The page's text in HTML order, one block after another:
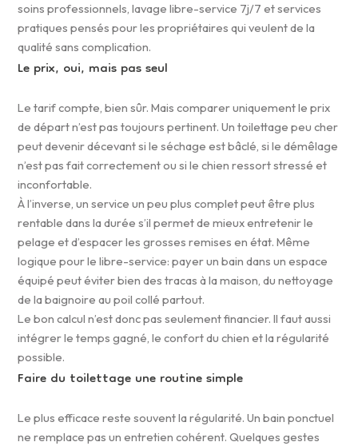
soins professionnels, lavage libre-service 7j/7 et services
pratiques pensés pour les propriétaires qui veulent de la
qualité sans complication.
Le prix, oui, mais pas seul
Le tarif compte, bien sûr. Mais comparer uniquement le prix
de départ n’est pas toujours pertinent. Un toilettage peu cher
peut devenir décevant si le séchage est bâclé, si le démêlage
n’est pas fait correctement ou si le chien ressort stressé et
inconfortable.
À l’inverse, un service un peu plus complet peut être plus
rentable dans la durée s’il permet de mieux entretenir le
pelage et d’espacer les grosses remises en état. Même
logique pour le libre-service: payer un bain dans un espace
équipé peut éviter bien des tracas à la maison, du nettoyage
de la baignoire au poil collé partout.
Le bon calcul n’est donc pas seulement financier. Il faut aussi
intégrer le temps gagné, le confort du chien et la régularité
possible.
Faire du toilettage une routine simple
Le plus efficace reste souvent la régularité. Un bain ponctuel
ne remplace pas un entretien cohérent. Quelques gestes